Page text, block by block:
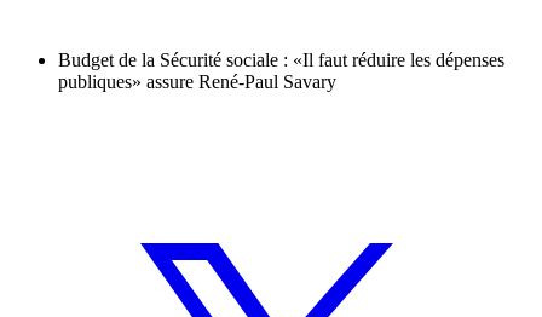
Budget de la Sécurité sociale : «Il faut réduire les dépenses
publiques» assure René-Paul Savary